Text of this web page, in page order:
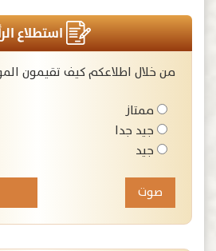
استطلاع
من خلال اطلاعكم كيف تقيمون
ممتاز
جيد جدا
جيد